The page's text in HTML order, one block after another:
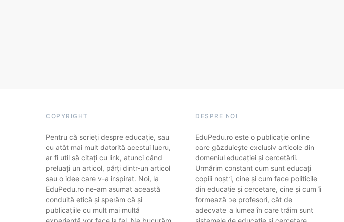
COPYRIGHT
Pentru că scrieți despre educație, sau
cu atât mai mult datorită acestui lucru,
ar fi util să citați cu link, atunci când
preluați un articol, părți dintr-un articol
sau o idee care v-a inspirat. Noi, la
EduPedu.ro ne-am asumat această
conduită etică și sperăm că și
publicațiile cu mult mai multă
experiență vor face la fel. Ne bucurăm
DESPRE NOI
EduPedu.ro este o publicație online
care găzduiește exclusiv articole din
domeniul educației și cercetării.
Urmărim constant cum sunt educați
copiii noștri, cine și cum face politicile
din educație și cercetare, cine și cum îi
formează pe profesori, cât de
adecvate la lumea în care trăim sunt
sistemele de educație și cercetare.